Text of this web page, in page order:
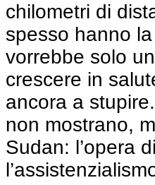
chilometri di
spesso hanno
vorrebbe solo
crescere in
ancora a
non mostrano,
Sudan: l’opera